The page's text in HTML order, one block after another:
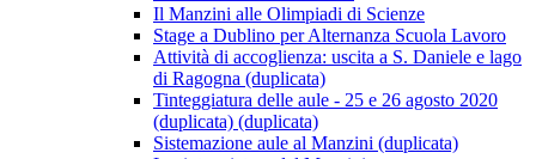
Il Manzini alle Olimpiadi di Scienze
Stage a Dublino per Alternanza Scuola Lavoro
Attività di accoglienza: uscita a S. Daniele e lago
di Ragogna (duplicata)
Tinteggiatura delle aule - 25 e 26 agosto 2020
(duplicata) (duplicata)
Sistemazione aule al Manzini (duplicata)